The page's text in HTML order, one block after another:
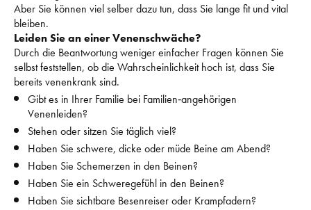
Aber Sie können viel selber dazu tun, dass Sie lange fit und vital
bleiben.
Leiden Sie an einer Venenschwäche?
Durch die Beantwortung weniger einfacher Fragen können Sie
selbst feststellen, ob die Wahrscheinlichkeit hoch ist, dass Sie
bereits venenkrank sind.
Gibt es in Ihrer Familie bei Familien‑angehörigen
Venenleiden?
Stehen oder sitzen Sie täglich viel?
Haben Sie schwere, dicke oder müde Beine am Abend?
Haben Sie Schemerzen in den Beinen?
Haben Sie ein Schweregefühl in den Beinen?
Haben Sie sichtbare Besenreiser oder Krampfadern?